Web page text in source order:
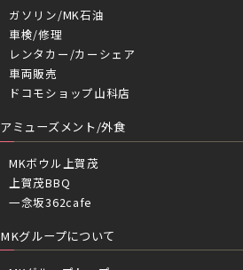
ガソリン/MK石油
車検/修理
レンタカー/カーシェア
車両販売
ドコモショップ山科店
アミューズメント/外食
MKボウル上賀茂
上賀茂BBQ
一念坂362cafe
MKグループについて